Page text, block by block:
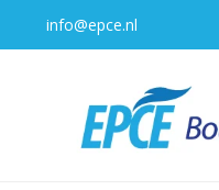
info@epce.nl